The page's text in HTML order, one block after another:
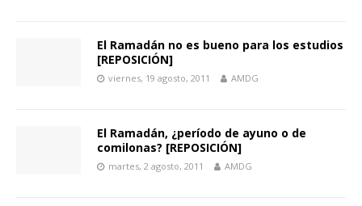
El Ramadán no es bueno para los estudios
[REPOSICIÓN]
viernes, 19 agosto, 2011 AMDG
El Ramadán, ¿período de ayuno o de
comilonas? [REPOSICIÓN]
martes, 2 agosto, 2011 AMDG